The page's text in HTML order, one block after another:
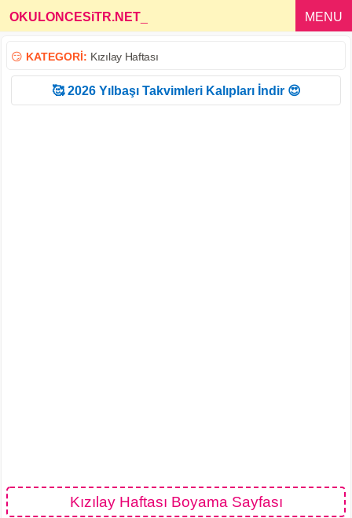
OKULONCESiTR.NET MENU
😏 KATEGORİ: Kızılay Haftası
🥰 2026 Yılbaşı Takvimleri Kalıpları İndir 😍
Kızılay Haftası Boyama Sayfası